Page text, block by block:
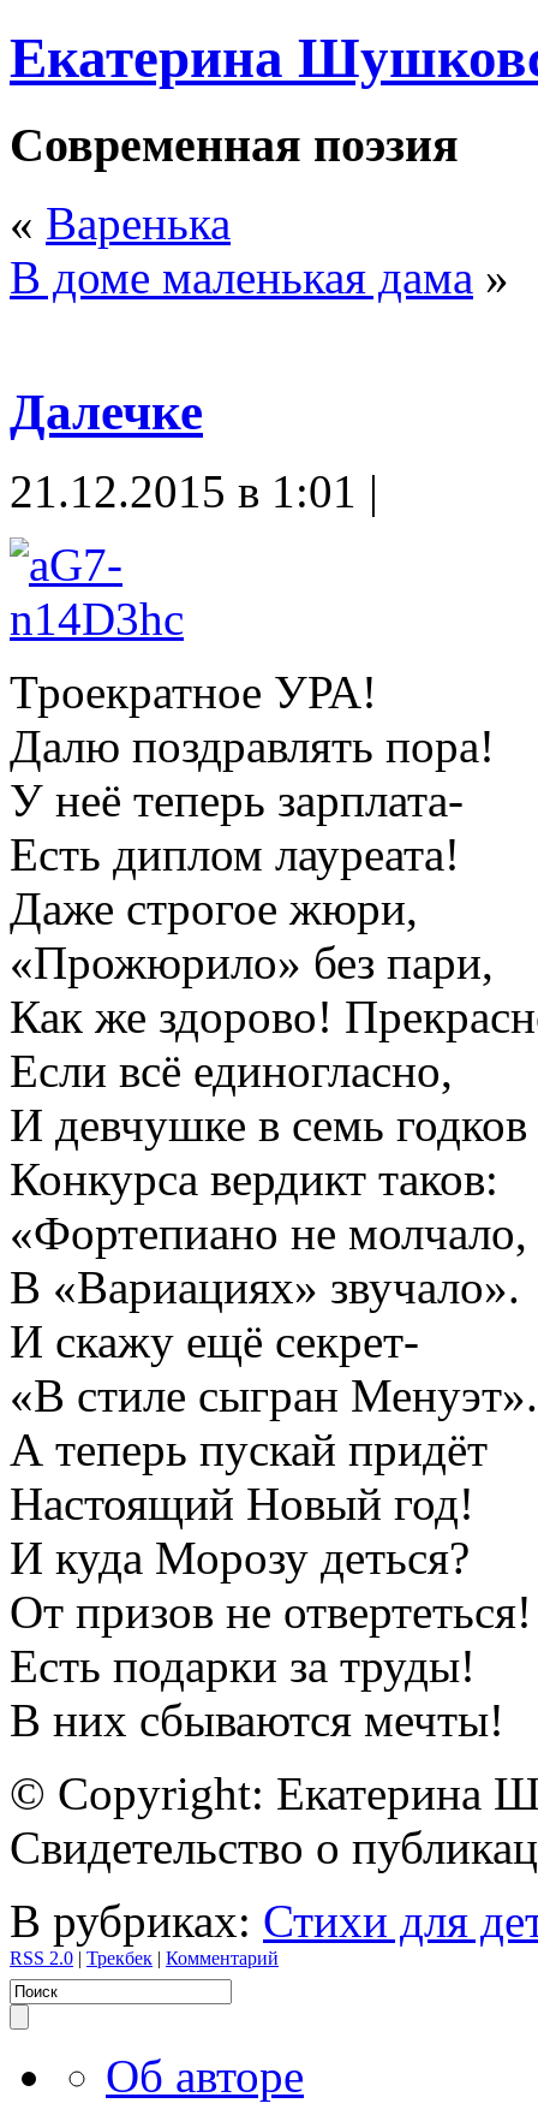
Екатерина
Современная поэзия
« Варенька
В доме маленькая дама »
Далечке
21.12.2015 в 1:01 |
Троекратное УРА!
Далю поздравлять пора!
У неё теперь зарплата-
Есть диплом лауреата!
Даже строгое жюри,
«Прожюрило» без пари,
Как же здорово!
Если всё единогласно,
И девчушке в семь годков
Конкурса вердикт таков:
«Фортепиано не молчало,
В «Вариациях» звучало».
И скажу ещё секрет-
«В стиле сыгран Менуэт».
А теперь пускай придёт
Настоящий Новый год!
И куда Морозу деться?
От призов не отвертеться!
Есть подарки за труды!
В них сбываются мечты!
© Copyright: Екатерина
Свидетельство о
В рубриках: Стихи для
RSS 2.0 | Трекбек | Комментарий
Об авторе